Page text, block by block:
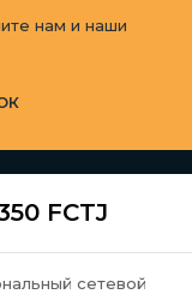
нам и наши
FCTJ
сетевой